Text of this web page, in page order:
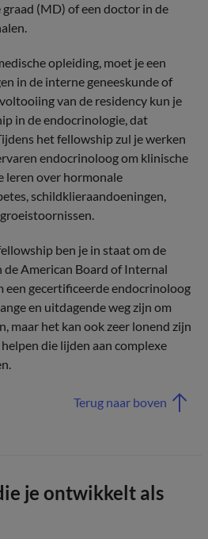
(MD) of een doctor in de
opleiding, moet je een
in de interne geneeskunde of
van de residency kun je
in de endocrinologie, dat
het fellowship zul je werken
endocrinoloog om klinische
leren over hormonale
schildklieraandoeningen,
ben je in staat om de
American Board of Internal
een gecertificeerde endocrinoloog
en uitdagende weg zijn om
maar het kan ook zeer lonend zijn
die lijden aan complexe
Terug naar boven
je ontwikkelt als